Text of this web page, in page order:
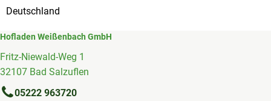
Deutschland
Hofladen Weißenbach GmbH
Fritz-Niewald-Weg 1
32107 Bad Salzuflen
05222 963720